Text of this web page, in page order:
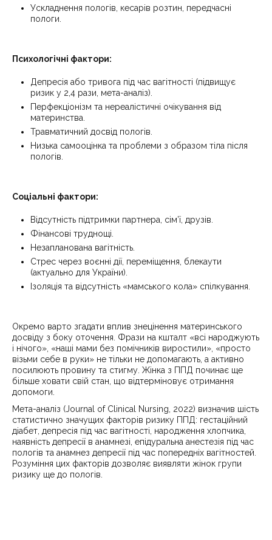
Ускладнення пологів, кесарів розтин, передчасні
пологи.
Психологічні фактори:
Депресія або тривога під час вагітності (підвищує
ризик у 2,4 рази, мета-аналіз).
Перфекціонізм та нереалістичні очікування від
материнства.
Травматичний досвід пологів.
Низька самооцінка та проблеми з образом тіла після
пологів.
Соціальні фактори:
Відсутність підтримки партнера, сім’ї, друзів.
Фінансові труднощі.
Незапланована вагітність.
Стрес через воєнні дії, переміщення, блекаути
(актуально для України).
Ізоляція та відсутність «мамського кола» спілкування.
Окремо варто згадати вплив знецінення материнського
досвіду з боку оточення. Фрази на кшталт «всі народжують
і нічого», «наші мами без помічників виростили», «просто
візьми себе в руки» не тільки не допомагають, а активно
посилюють провину та стигму. Жінка з ППД починає ще
більше ховати свій стан, що відтерміновує отримання
допомоги.
Мета-аналіз (Journal of Clinical Nursing, 2022) визначив шість
статистично значущих факторів ризику ППД: гестаційний
діабет, депресія під час вагітності, народження хлопчика,
наявність депресії в анамнезі, епідуральна анестезія під час
пологів та анамнез депресії під час попередніх вагітностей.
Розуміння цих факторів дозволяє виявляти жінок групи
ризику ще до пологів.